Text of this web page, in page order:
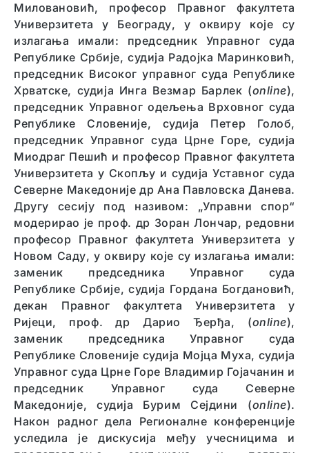
Миловановић, професор Правног факултета
Универзитета у Београду, у оквиру које су
излагања имали: председник Управног суда
Републике Србије, судија Радојка Маринковић,
председник Високог управног суда Републике
Хрватске, судија Инга Везмар Барлек (online),
председник Управног одељења Врховног суда
Републике Словеније, судија Петер Голоб,
председник Управног суда Црне Горе, судија
Миодраг Пешић и професор Правног факултета
Универзитета у Скопљу и судија Уставног суда
Северне Македоније др Ана Павловска Данева.
Другу сесију под називом: „Управни спор“
модерирао је проф. др Зоран Лончар, редовни
професор Правног факултета Универзитета у
Новом Саду, у оквиру које су излагања имали:
заменик председника Управног суда
Републике Србије, судија Гордана Богдановић,
декан Правног факултета Универзитета у
Ријеци, проф. др Дарио Ђерђа, (online),
заменик председника Управног суда
Републике Словеније судија Мојца Муха, судија
Управног суда Црне Горе Владимир Гојачанин и
председник Управног суда Северне
Македоније, судија Бурим Сејдини (online).
Након радног дела Регионалне конференције
уследила је дискусија међу учесницима и